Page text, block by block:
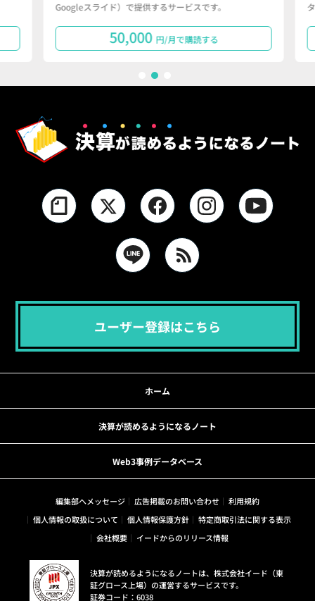
Googleスライド）で提供するサービスです。
50,000 円/月で購読する
ユーザー登録はこちら
ホーム
決算が読めるようになるノート
Web3事例データベース
編集部へメッセージ 広告掲載のお問い合わせ
利用規約
個人情報の取扱について
個人情報保護方針
特定商取引法に関する表示
会社概要
イードからのリリース情報
決算が読めるようになるノートは、株式会社イード（東
証グロース上場）の運営するサービスです。
証券コード：6038